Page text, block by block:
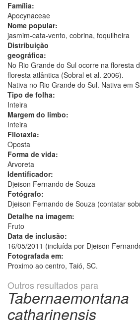
Família:
Apocynaceae
Nome popular:
jasmim-cata-vento, cobrina, foquilheira
Distribuição
geográfica:
No Rio Grande do Sul ocorre na floresta
floresta atlântica (Sobral et al. 2006).
Nativa no Rio Grande do Sul. Nativa em
Tipo de folha:
Inteira
Margem do limbo:
Inteira
Filotaxia:
Oposta
Forma de vida:
Arvoreta
Identificador:
Djeison Fernando de Souza
Fotógrafo:
Djeison Fernando de Souza (contatar
Detalhe na imagem:
Fruto
Data de inclusão:
16/05/2011 (incluída por Djeison
Fotografada em:
Proximo ao centro, Taió, SC.
Outros resultados para
Tabernaemontana
catharinensis